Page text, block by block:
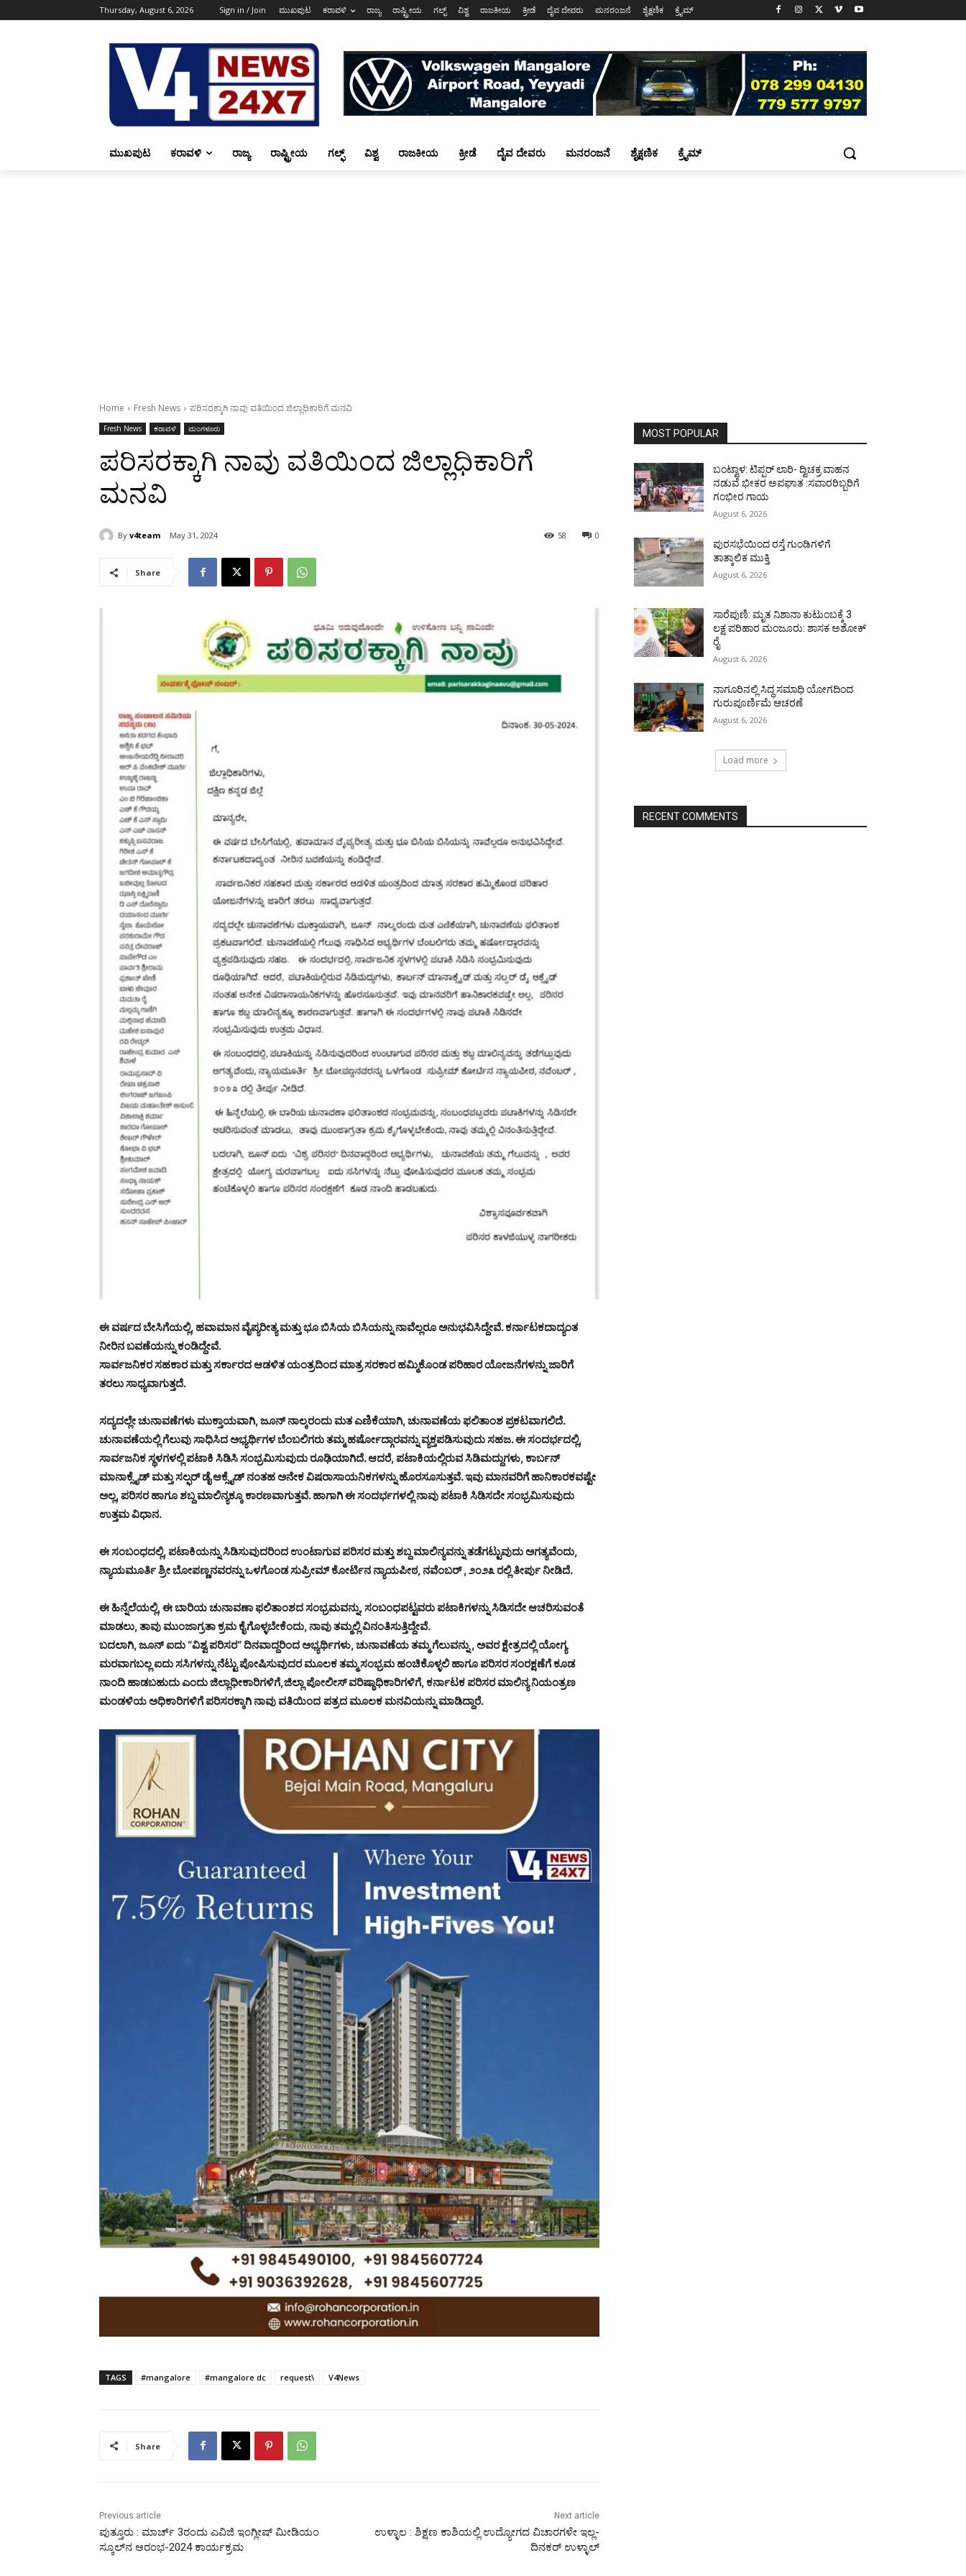
Thursday, August 6, 2026 Sign in / Join ಮುಖಪುಟ ಕರಾವಳಿ ರಾಜ್ಯ ರಾಷ್ಟ್ರೀಯ ಗಲ್ಫ್ ವಿಶ್ವ ರಾಜಕೀಯ ಕ್ರೀಡೆ ದೈವ ದೇವರು ಮನರಂಜನೆ ಶೈಕ್ಷಣಿಕ ಕ್ರೈಮ್
ಮುಖಪುಟ ಕರಾವಳಿ ರಾಜ್ಯ ರಾಷ್ಟ್ರೀಯ ಗಲ್ಫ್ ವಿಶ್ವ ರಾಜಕೀಯ ಕ್ರೀಡೆ ದೈವ ದೇವರು ಮನರಂಜನೆ ಶೈಕ್ಷಣಿಕ ಕ್ರೈಮ್
Home Fresh News ಪರಿಸರಕ್ಕಾಗಿ ನಾವು ವತಿಯಿಂದ ಜಿಲ್ಲಾಧಿಕಾರಿಗೆ ಮನವಿ
Fresh News ಕರಾವಳಿ ಮಂಗಳೂರು
ಪರಿಸರಕ್ಕಾಗಿ ನಾವು ವತಿಯಿಂದ ಜಿಲ್ಲಾಧಿಕಾರಿಗೆ
ಮನವಿ
By v4team May 31, 2024 0
58
Share
ಈ ವರ್ಷದ ಬೇಸಿಗೆಯಲ್ಲಿ, ಹವಾಮಾನ ವೈಪ್ಯರೀತ್ಯ ಮತ್ತು ಭೂ ಬಿಸಿಯ ಬಿಸಿಯನ್ನು ನಾವೆಲ್ಲರೂ ಅನುಭವಿಸಿದ್ದೇವೆ. ಕರ್ನಾಟಕದಾದ್ಯಂತ
ನೀರಿನ ಬವಣೆಯನ್ನು ಕಂಡಿದ್ದೇವೆ.
ಸಾರ್ವಜನಿಕರ ಸಹಕಾರ ಮತ್ತು ಸರ್ಕಾರದ ಆಡಳಿತ ಯಂತ್ರದಿಂದ ಮಾತ್ರ ಸರಕಾರ ಹಮ್ಮಿಕೊಂಡ ಪರಿಹಾರ ಯೋಜನೆಗಳನ್ನು ಜಾರಿಗೆ
ತರಲು ಸಾಧ್ಯವಾಗುತ್ತದೆ‌.
ಸದ್ಯದಲ್ಲೇ ಚುನಾವಣೆಗಳು ಮುಕ್ತಾಯವಾಗಿ, ಜೂನ್ ನಾಲ್ಕರಂದು ಮತ ಎಣಿಕೆಯಾಗಿ, ಚುನಾವಣೆಯ ಫಲಿತಾಂಶ ಪ್ರಕಟವಾಗಲಿದೆ.
ಚುನಾವಣೆಯಲ್ಲಿ ಗೆಲುವು ಸಾಧಿಸಿದ ಅಭ್ಯರ್ಥಿಗಳ ಬೆಂಬಲಿಗರು ತಮ್ಮ ಹರ್ಷೋದ್ಗಾರವನ್ನು ವ್ಯಕ್ತಪಡಿಸುವುದು ಸಹಜ. ಈ ಸಂದರ್ಭದಲ್ಲಿ,
ಸಾರ್ವಜನಿಕ ಸ್ಥಳಗಳಲ್ಲಿ ಪಟಾಕಿ ಸಿಡಿಸಿ ಸಂಭ್ರಮಿಸುವುದು ರೂಢಿಯಾಗಿದೆ. ಆದರೆ, ಪಟಾಕಿಯಲ್ಲಿರುವ ಸಿಡಿಮದ್ದುಗಳು, ಕಾರ್ಬನ್
ಮಾನಾಕ್ಸೈಡ್ ಮತ್ತು ಸಲ್ಫರ್ ಡೈ ಆಕ್ಸೈಡ್ ನಂತಹ ಅನೇಕ ವಿಷರಾಸಾಯನಿಕಗಳನ್ನು ಹೊರಸೂಸುತ್ತವೆ. ಇವು ಮಾನವರಿಗೆ ಹಾನಿಕಾರಕವಷ್ಟೇ
ಅಲ್ಲ, ಪರಿಸರ ಹಾಗೂ ಶಬ್ದ ಮಾಲಿನ್ಯಕ್ಕೂ ಕಾರಣವಾಗುತ್ತವೆ. ಹಾಗಾಗಿ ಈ ಸಂದರ್ಭಗಳಲ್ಲಿ ನಾವು ಪಟಾಕಿ ಸಿಡಿಸದೇ ಸಂಭ್ರಮಿಸುವುದು
ಉತ್ತಮ ವಿಧಾನ.
ಈ ಸಂಬಂಧದಲ್ಲಿ, ಪಟಾಕಿಯನ್ನು ಸಿಡಿಸುವುದರಿಂದ ಉಂಟಾಗುವ ಪರಿಸರ ಮತ್ತು ಶಬ್ದ ಮಾಲಿನ್ಯವನ್ನು ತಡೆಗಟ್ಟುವುದು ಅಗತ್ಯವೆಂದು,
ನ್ಯಾಯಮೂರ್ತಿ ಶ್ರೀ ಬೋಪಣ್ಣನವರನ್ನು ಒಳಗೊಂಡ ಸುಪ್ರೀಮ್ ಕೋರ್ಟಿನ ನ್ಯಾಯಪೀಠ, ನವೆಂಬರ್ , ೨೦೨೩ ರಲ್ಲಿ ತೀರ್ಪು ನೀಡಿದೆ.
ಈ ಹಿನ್ನೆಲೆಯಲ್ಲಿ, ಈ ಬಾರಿಯ ಚುನಾವಣಾ ಫಲಿತಾಂಶದ ಸಂಭ್ರಮವನ್ನು, ಸಂಬಂಧಪಟ್ಟವರು ಪಟಾಕಿಗಳನ್ನು ಸಿಡಿಸದೇ ಆಚರಿಸುವಂತೆ
ಮಾಡಲು, ತಾವು ಮುಂಜಾಗ್ರತಾ ಕ್ರಮ ಕೈಗೊಳ್ಳಬೇಕೆಂದು, ನಾವು ತಮ್ಮಲ್ಲಿ ವಿನಂತಿಸುತ್ತಿದ್ದೇವೆ.
ಬದಲಾಗಿ, ಜೂನ್ ಐದು “ವಿಶ್ವ ಪರಿಸರ” ದಿನವಾದ್ದರಿಂದ ಅಭ್ಯರ್ಥಿಗಳು, ಚುನಾವಣೆಯ ತಮ್ಮ ಗೆಲುವನ್ನು , ಅವರ ಕ್ಷೇತ್ರದಲ್ಲಿ ಯೋಗ್ಯ
ಮರವಾಗಬಲ್ಲ ಐದು ಸಸಿಗಳನ್ನು ನೆಟ್ಟು ಪೋಷಿಸುವುದರ ಮೂಲಕ ತಮ್ಮ ಸಂಭ್ರಮ ಹಂಚಿಕೊಳ್ಳಲಿ ಹಾಗೂ ಪರಿಸರ ಸಂರಕ್ಷಣೆಗೆ ಕೂಡ
ನಾಂದಿ ಹಾಡಬಹುದು ಎಂದು ಜಿಲ್ಲಾಧೀಕಾರಿಗಳಿಗೆ,ಜಿಲ್ಲಾ ಪೋಲೀಸ್ ವರಿಷ್ಠಾಧಿಕಾರಿಗಳಿಗೆ, ಕರ್ನಾಟಕ ಪರಿಸರ ಮಾಲಿನ್ಯ ನಿಯಂತ್ರಣ
ಮಂಡಳಿಯ ಅಧಿಕಾರಿಗಳಿಗೆ ಪರಿಸರಕ್ಕಾಗಿ ನಾವು ವತಿಯಿಂದ ಪತ್ರದ ಮೂಲಕ ಮನವಿಯನ್ನು ಮಾಡಿದ್ದಾರೆ.
TAGS #mangalore #mangalore dc request\ V4News
Share
Previous article
ಪುತ್ತೂರು : ಮಾರ್ಚ್ 3ರಂದು ಎವಿಜಿ ಇಂಗ್ಲೀಷ್ ಮೀಡಿಯಂ
ಸ್ಕೂಲ್‌ನ ಆರಂಭ-2024 ಕಾರ್ಯಕ್ರಮ
Next article
ಉಳ್ಳಾಲ : ಶಿಕ್ಷಣ ಕಾಶಿಯಲ್ಲಿ ಉದ್ಯೋಗದ ವಿಚಾರಗಳೇ ಇಲ್ಲ-
ದಿನಕರ್ ಉಳ್ಳಾಲ್
MOST POPULAR
ಬಂಟ್ವಾಳ: ಟಿಪ್ಪರ್ ಲಾರಿ- ದ್ವಿಚಕ್ರ ವಾಹನ
ನಡುವೆ ಭೀಕರ ಅಪಘಾತ :ಸವಾರರಿಬ್ಬರಿಗೆ
ಗಂಭೀರ ಗಾಯ
August 6, 2026
ಪುರಸಭೆಯಿಂದ ರಸ್ತೆ ಗುಂಡಿಗಳಿಗೆ
ತಾತ್ಕಾಲಿಕ ಮುಕ್ತಿ
August 6, 2026
ಸಾರೆಪುಣಿ: ಮೃತ ನಿಶಾನಾ ಕುಟುಂಬಕ್ಕೆ 3
ಲಕ್ಷ ಪರಿಹಾರ ಮಂಜೂರು: ಶಾಸಕ ಅಶೋಕ್
ರೈ
August 6, 2026
ನಾಗೂರಿನಲ್ಲಿ ಸಿದ್ಧ ಸಮಾಧಿ ಯೋಗದಿಂದ
ಗುರುಪೂರ್ಣಿಮೆ ಆಚರಣೆ
August 6, 2026
Load more
RECENT COMMENTS